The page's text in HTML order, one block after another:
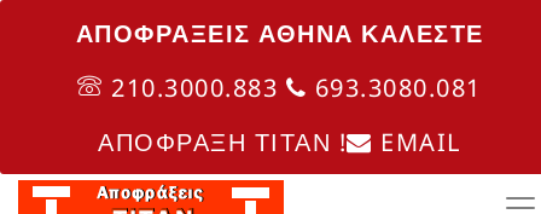
ΑΠΟΦΡΑΞΕΙΣ ΑΘΗΝΑ ΚΑΛΈΣΤΕ
210.3000.883
693.3080.081
ΑΠΟΦΡΑΞΗ ΤΙΤΑΝ !
EMAIL